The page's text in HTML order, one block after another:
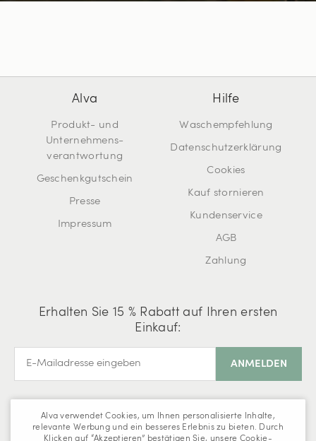
Alva
Produkt- und
Unternehmens-
verantwortung
Geschenkgutschein
Presse
Impressum
Hilfe
Waschempfehlung
Datenschutzerklärung
Cookies
Kauf stornieren
Kundenservice
AGB
Zahlung
Erhalten Sie 15 % Rabatt auf Ihren ersten
Einkauf:
Alva verwendet Cookies, um Ihnen personalisierte Inhalte,
relevante Werbung und ein besseres Erlebnis zu bieten. Durch
Klicken auf “Akzeptieren” bestätigen Sie, unsere Cookie-